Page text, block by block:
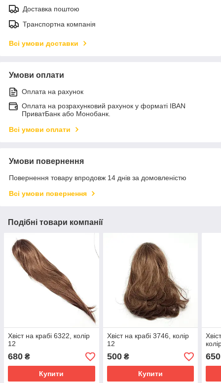
Доставка поштою
Транспортна компанія
Всі умови доставки
Умови оплати
Оплата на рахунок
Оплата на розрахунковий рахунок у форматі IBAN
ПриватБанк або Монобанк.
Всі умови оплати
Умови повернення
Повернення товару впродовж 14 днів за домовленістю
Всі умови повернення
Подібні товари компанії
Хвіст на крабі 6322, колір
12
680 ₴
Купити
Хвіст на крабі 3746, колір
12
500₴
Купити
650